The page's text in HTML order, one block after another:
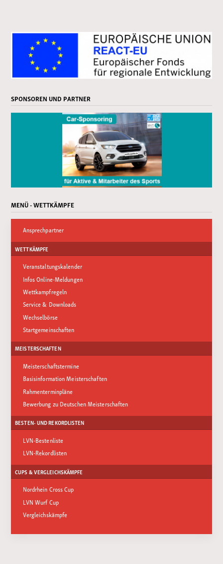
SPONSOREN UND PARTNER
MENÜ - WETTKÄMPFE
Ansprechpartner
WETTKÄMPFE
Veranstaltungskalender
Infos Online-Meldungen
Wettkampfregeln
Service & Downloads
Wechselbörse
Startgemeinschaften
MEISTERSCHAFTEN
Meisterschaftstermine
Basisinformation Meisterschaften
Rahmenterminpläne
Bewerbung zu Deutschen Meisterschaften
BESTEN- UND REKORDLISTEN
LVN-Bestenliste
LVN-Rekordlisten
CUPS & VERGLEICHSKÄMPFE
Nordrhein Cross Cup
LVN Wurf Cup
Vergleichskämpfe